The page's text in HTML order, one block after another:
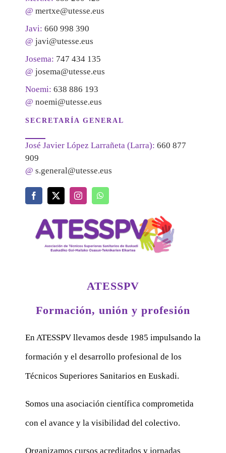
@ mertxe@utesse.eus
Javi: 660 998 390
@ javi@utesse.eus
Josema: 747 434 135
@ josema@utesse.eus
Noemi: 638 886 193
@ noemi@utesse.eus
SECRETARÍA GENERAL
José Javier López Larrañeta (Larra): 660 877
909
@ s.general@utesse.eus
ATESSPV
Formación, unión y profesión
En ATESSPV llevamos desde 1985 impulsando la
formación y el desarrollo profesional de los
Técnicos Superiores Sanitarios en Euskadi.
Somos una asociación científica comprometida
con el avance y la visibilidad del colectivo.
Organizamos cursos acreditados y jornadas